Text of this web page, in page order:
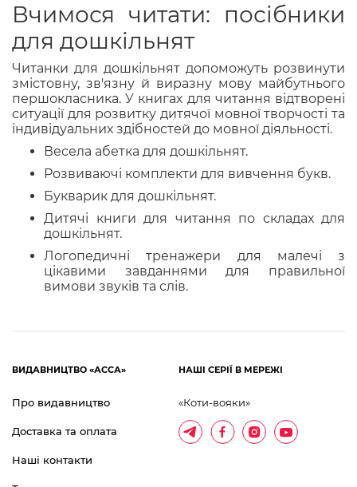
Вчимося читати: посібники
для дошкільнят
Читанки для дошкільнят допоможуть розвинути
змістовну, зв'язну й виразну мову майбутнього
першокласника. У книгах для читання відтворені
ситуації для розвитку дитячої мовної творчості та
індивідуальних здібностей до мовної діяльності.
Весела абетка для дошкільнят.
Розвиваючі комплекти для вивчення букв.
Букварик для дошкільнят.
Дитячі книги для читання по складах для
дошкільнят.
Логопедичні тренажери для малечі з
цікавими завданнями для правильної
вимови звуків та слів.
ВИДАВНИЦТВО «АССА»
Про видавництво
Доставка та оплата
Наші контакти
НАШІ СЕРІЇ В МЕРЕЖІ
«Коти-вояки»